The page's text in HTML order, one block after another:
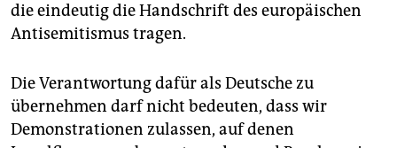
die eindeutig die Handschrift des europäischen
Antisemitismus tragen.
Die Verantwortung dafür als Deutsche zu
übernehmen darf nicht bedeuten, dass wir
Demonstrationen zulassen, auf denen